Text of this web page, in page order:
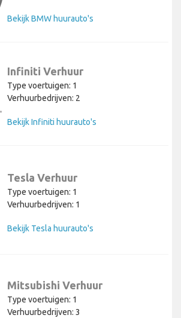
Bekijk BMW huurauto's
Infiniti Verhuur
Type voertuigen: 1
Verhuurbedrijven: 2
Bekijk Infiniti huurauto's
Tesla Verhuur
Type voertuigen: 1
Verhuurbedrijven: 1
Bekijk Tesla huurauto's
Mitsubishi Verhuur
Type voertuigen: 1
Verhuurbedrijven: 3